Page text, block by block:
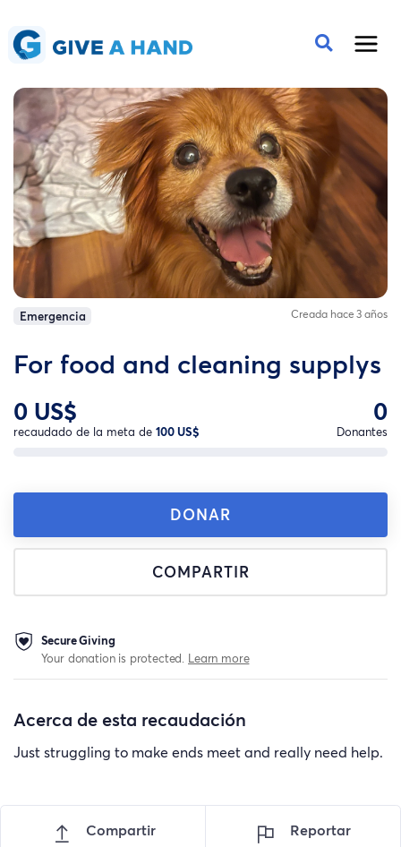
Emergencia Creada hace 3 años
For food and cleaning supplys
0 US$
recaudado de la meta de 100 US$
0
Donantes
DONAR
COMPARTIR
Secure Giving
Your donation is protected. Learn more
Acerca de esta recaudación
Just struggling to make ends meet and really need help.
Compartir Reportar